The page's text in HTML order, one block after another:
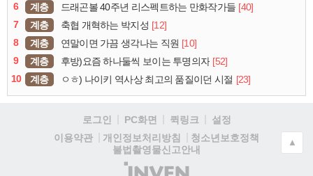
6
계층 드래곤볼 40주년 리스펙트하는 만화작가들 [40]
7
계층 축협 개혁하는 박지성 [12]
8
계층 연말이면 가끔 생각나는 직원 [10]
9
계층 후방)요즘 하나둘씩 보이는 투명의자 [52]
10
계층 ㅇㅎ) 나이키 역사상 최고의 품질이던 시절 [23]
로그인 PC화면 퀵링크
설정
이용약관
개인정보처리방침
청소년보호정책
불법촬영물신고안내
(주)
▲